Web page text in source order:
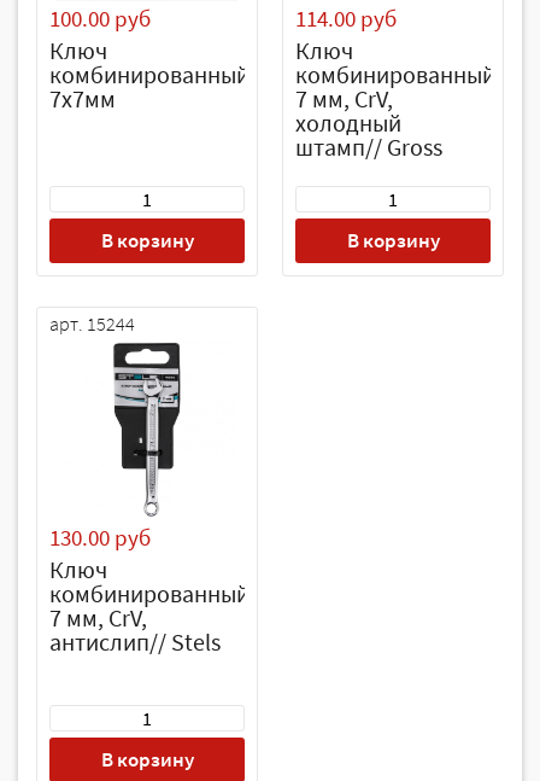
100.00 руб
Ключ
комбинированный
7х7мм
В корзину
114.00 руб
Ключ
комбинированный
7 мм, CrV,
холодный
штамп// Gross
В корзину
арт. 15244
130.00 руб
Ключ
комбинированный,
7 мм, CrV,
антислип// Stels
В корзину